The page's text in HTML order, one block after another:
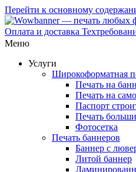
Перейти к основному
Оплата и доставка
Меню
Услуги
Широкоформатная
Печать на
Печать на
Паспорт
Печать
Фотосетка
Печать баннеров
Баннер с
Литой баннер